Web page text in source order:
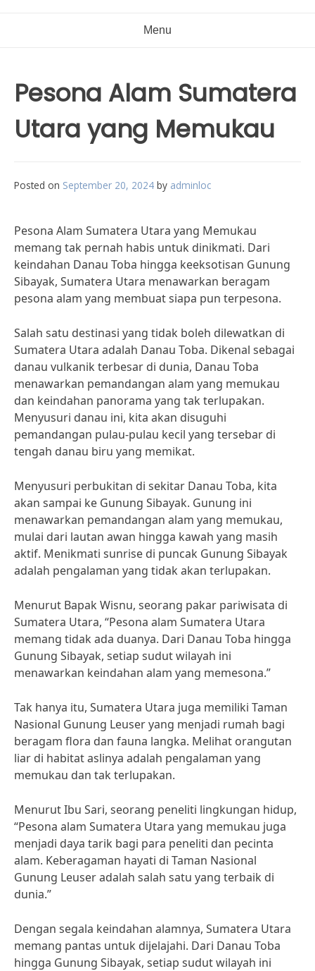
Menu
Pesona Alam Sumatera
Utara yang Memukau
Posted on September 20, 2024 by adminloc
Pesona Alam Sumatera Utara yang Memukau
memang tak pernah habis untuk dinikmati. Dari
keindahan Danau Toba hingga keeksotisan Gunung
Sibayak, Sumatera Utara menawarkan beragam
pesona alam yang membuat siapa pun terpesona.
Salah satu destinasi yang tidak boleh dilewatkan di
Sumatera Utara adalah Danau Toba. Dikenal sebagai
danau vulkanik terbesar di dunia, Danau Toba
menawarkan pemandangan alam yang memukau
dan keindahan panorama yang tak terlupakan.
Menyusuri danau ini, kita akan disuguhi
pemandangan pulau-pulau kecil yang tersebar di
tengah danau biru yang memikat.
Menyusuri perbukitan di sekitar Danau Toba, kita
akan sampai ke Gunung Sibayak. Gunung ini
menawarkan pemandangan alam yang memukau,
mulai dari lautan awan hingga kawah yang masih
aktif. Menikmati sunrise di puncak Gunung Sibayak
adalah pengalaman yang tidak akan terlupakan.
Menurut Bapak Wisnu, seorang pakar pariwisata di
Sumatera Utara, “Pesona alam Sumatera Utara
memang tidak ada duanya. Dari Danau Toba hingga
Gunung Sibayak, setiap sudut wilayah ini
menawarkan keindahan alam yang memesona.”
Tak hanya itu, Sumatera Utara juga memiliki Taman
Nasional Gunung Leuser yang menjadi rumah bagi
beragam flora dan fauna langka. Melihat orangutan
liar di habitat aslinya adalah pengalaman yang
memukau dan tak terlupakan.
Menurut Ibu Sari, seorang peneliti lingkungan hidup,
“Pesona alam Sumatera Utara yang memukau juga
menjadi daya tarik bagi para peneliti dan pecinta
alam. Keberagaman hayati di Taman Nasional
Gunung Leuser adalah salah satu yang terbaik di
dunia.”
Dengan segala keindahan alamnya, Sumatera Utara
memang pantas untuk dijelajahi. Dari Danau Toba
hingga Gunung Sibayak, setiap sudut wilayah ini